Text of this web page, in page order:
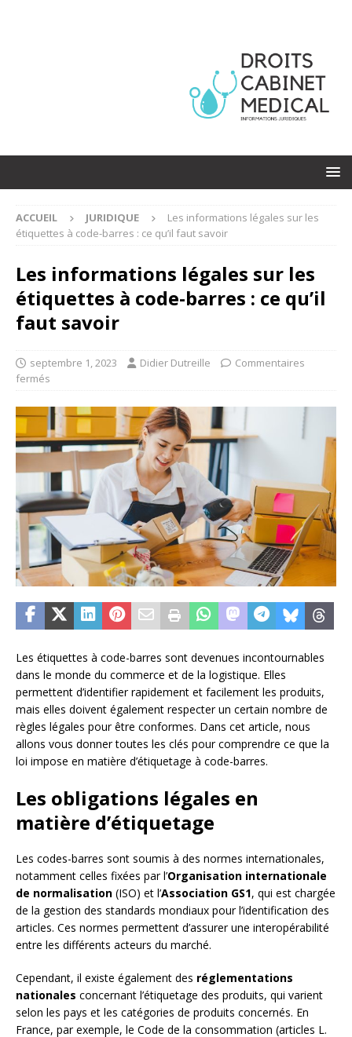
ACCUEIL JURIDIQUE
Les informations légales sur les
étiquettes à code-barres : ce qu’il faut savoir
Les informations légales sur les
étiquettes à code-barres : ce qu’il
faut savoir
septembre 1, 2023 Didier Dutreille
Commentaires
fermés
Les étiquettes à code-barres sont devenues incontournables
dans le monde du commerce et de la logistique. Elles
permettent d’identifier rapidement et facilement les produits,
mais elles doivent également respecter un certain nombre de
règles légales pour être conformes. Dans cet article, nous
allons vous donner toutes les clés pour comprendre ce que la
loi impose en matière d’étiquetage à code-barres.
Les obligations légales en
matière d’étiquetage
Les codes-barres sont soumis à des normes internationales,
notamment celles fixées par l’Organisation internationale
de normalisation (ISO) et l’Association GS1, qui est chargée
de la gestion des standards mondiaux pour l’identification des
articles. Ces normes permettent d’assurer une interopérabilité
entre les différents acteurs du marché.
Cependant, il existe également des réglementations
nationales concernant l’étiquetage des produits, qui varient
selon les pays et les catégories de produits concernés. En
France, par exemple, le Code de la consommation (articles L.